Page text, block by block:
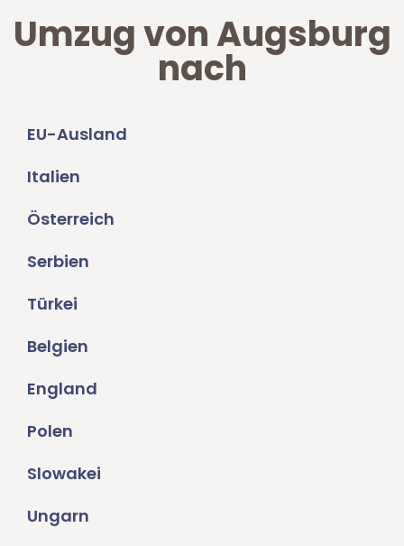
Umzug von Augsburg
nach
EU-Ausland
Italien
Österreich
Serbien
Türkei
Belgien
England
Polen
Slowakei
Ungarn